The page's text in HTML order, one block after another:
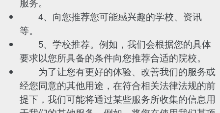
4、向您推荐您可能感兴趣的学校、资讯
等。
5、学校推荐。例如，我们会根据您的具体
要求以您所具备的条件向您推荐合适的院校。
为了让您有更好的体验、改善我们的服务或
经您同意的其他用途，在符合相关法律法规的前
提下，我们可能将通过某些服务所收集的信息用